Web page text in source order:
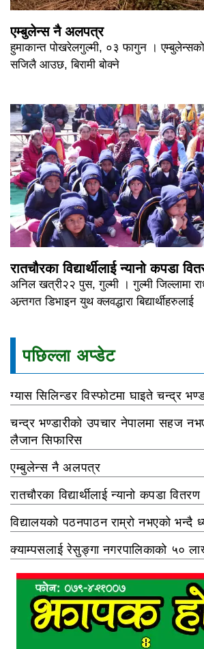
एम्बुलेन्स नै अलपत्र
हुमाकान्त पोखरेलगुल्मी, ०३ फागुन ।
सजिलै आउछ, बिरामी बोक्ने
रातचौरका विद्यार्थीलाई न्यानो कपडा
अनिल खत्री२२ पुस, गुल्मी । गुल्मी जिल्लामा
अन्र्तगत डिभाइन युथ क्लवद्धारा बिद्यार्थीहरुलाई
पछिल्ला अप्डेट
ग्यास सिलिन्डर विस्फोटमा घाइते चन्द्र
चन्द्र भण्डारीको उपचार नेपालमा सहज
लैजान सिफारिस
एम्बुलेन्स नै अलपत्र
रातचौरका विद्यार्थीलाई न्यानो कपडा वितरण
विद्यालयको पठनपाठन राम्रो नभएको भन्दै
क्याम्पसलाई रेसुङ्गा नगरपालिकाको ५०